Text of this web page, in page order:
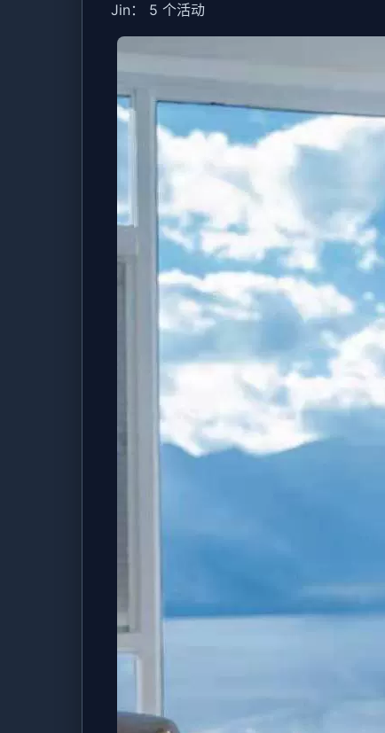
Jin： 5 个活动